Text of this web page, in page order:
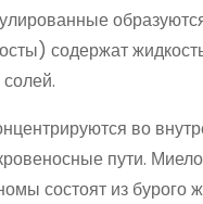
содержат
во
пути.
состоят из бурого